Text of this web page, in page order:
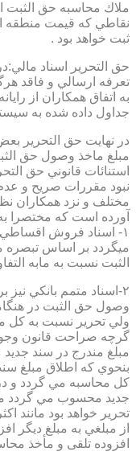
ملاك محاسبه حق الثبت
نقاطي كه قيمت منطقه
ثبت خواهد بود .
حق التحرير اسناد
تعرفه ارسالي و فاقد
به اتفاق همكاران از
جداول داده شده به
در نهايت حق التحرير
مبلغ ماخذ وصول حق
استنائات قانوني حق
نبود مقررات صريح و
مختلف و نزد همكاران
آورده است كه مختصرا
۱- اسناد فروش
الثبت نسبت به مابه
۲-اسناد متمم بانكي
وصول حق الثبت در
ولي تحرير نسبت به كل
گرچه صراحت قانون
مبلغ مندرج در سند
بنحوي كه اطلاق مبلغ
كل محاسبه مي گردد و
جديد محسوب مي گردد
تحرير خواهد بود مانند
از مبلغي به مبلغ ديگر
افزوده تلقی و مأخذ